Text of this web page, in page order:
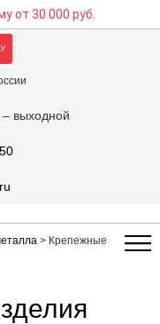
от 30 000 руб.
выходной
> Крепежные